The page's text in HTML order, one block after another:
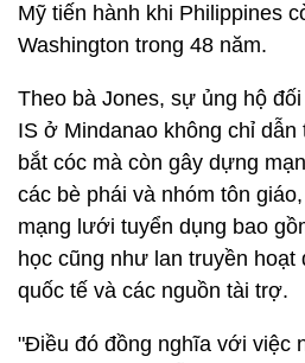
Mỹ tiến hành khi Philippines
Washington trong 48 năm.
Theo bà Jones, sự ủng hộ
IS ở Mindanao không chỉ
bắt cóc mà còn gây dựng
các bè phái và nhóm tôn
mạng lưới tuyển dụng bao
học cũng như lan truyền hoạt
quốc tế và các nguồn tài trợ.
"Điều đó đồng nghĩa với việc